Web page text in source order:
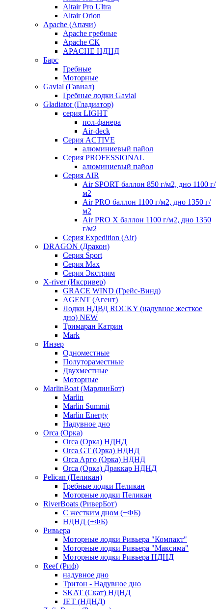
Altair Pro Ultra
Altair Orion
Apache (Апачи)
Apache гребные
Apache СК
APACHE НДНД
Барс
Гребные
Моторные
Gavial (Гавиал)
Гребные лодки Gavial
Gladiator (Гладиатор)
серия LIGHT
пол-фанера
Air-deck
Серия ACTIVE
алюминиевый пайол
Серия PROFESSIONAL
алюминиевый пайол
Серия AIR
Air SPORT баллон 850 г/м2, дно 1100 г/
м2
Air PRO баллон 1100 г/м2, дно 1350 г/
м2
Air PRO X баллон 1100 г/м2, дно 1350
г/м2
Серия Expedition (Air)
DRAGON (Дракон)
Серия Sport
Серия Max
Серия Экстрим
X-river (Иксривер)
GRACE WIND (Грейс-Винд)
AGENT (Агент)
Лодки НДВД ROCKY (надувное жесткое
дно) NEW
Тримаран Катрин
Mark
Инзер
Одноместные
Полутораместные
Двухместные
Моторные
MarlinBoat (МарлинБот)
Marlin
Marlin Summit
Marlin Energy
Надувное дно
Orca (Орка)
Orca (Орка) НДНД
Orca GT (Орка) НДНД
Orca Aрго (Орка) НДНД
Orca (Орка) Драккар НДНД
Pelican (Пеликан)
Гребные лодки Пеликан
Моторные лодки Пеликан
RiverBoats (РиверБот)
С жестким дном (+ФБ)
НДНД (+ФБ)
Ривьера
Моторные лодки Ривьера "Компакт"
Моторные лодки Ривьера "Максима"
Моторные лодки Ривьера НДНД
Reef (Риф)
надувное дно
Тритон - Надувное дно
SKAT (Скат) НДНД
JET (НДНД)